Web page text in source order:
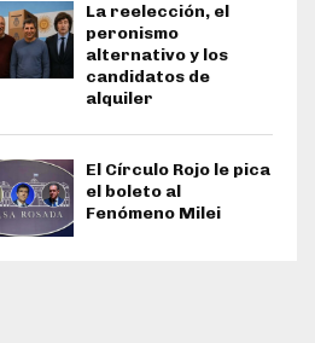
La reelección, el
peronismo
alternativo y los
candidatos de
alquiler
El Círculo Rojo le pica
el boleto al
Fenómeno Milei